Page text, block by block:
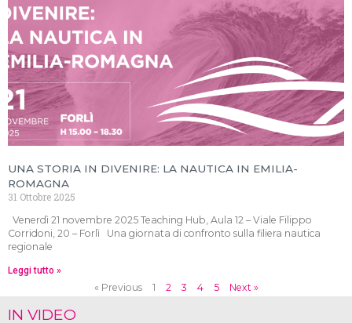
UNA STORIA IN DIVENIRE: LA NAUTICA IN EMILIA-
ROMAGNA
31 Ottobre 2025
Venerdì 21 novembre 2025 Teaching Hub, Aula 12 – Viale Filippo
Corridoni, 20 – Forlì Una giornata di confronto sulla filiera nautica
regionale
Leggi tutto »
« Previous 1 2 3 4 5 Next »
IN VIDEO